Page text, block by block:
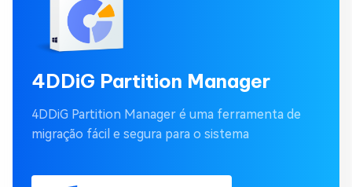
4DDiG Partition Manager
4DDiG Partition Manager é uma ferramenta de
migração fácil e segura para o sistema